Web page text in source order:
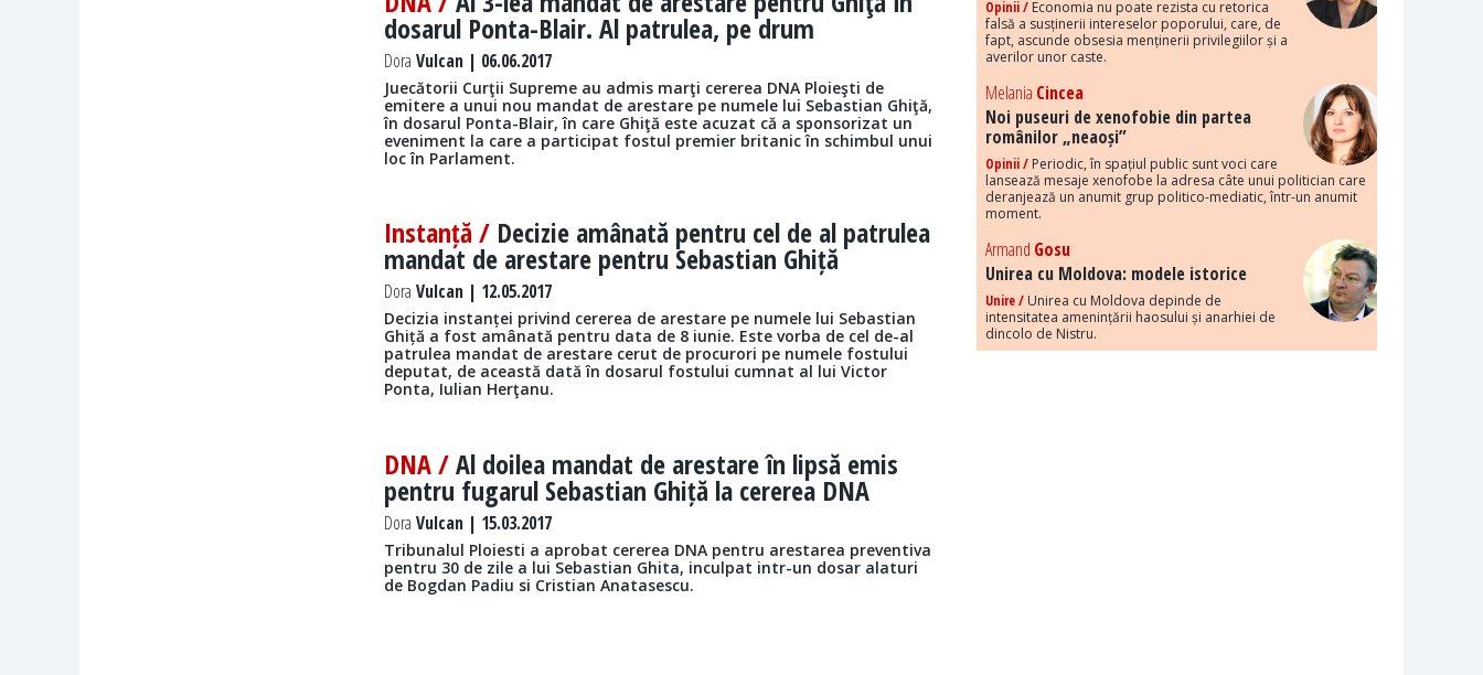
dosarul Ponta-Blair. Al patrulea, pe drum
Dora Vulcan | 06.06.2017
Juecătorii Curţii Supreme au admis marţi cererea DNA Ploieşti de
emitere a unui nou mandat de arestare pe numele lui Sebastian Ghiţă,
în dosarul Ponta-Blair, în care Ghiţă este acuzat că a sponsorizat un
eveniment la care a participat fostul premier britanic în schimbul unui
loc în Parlament.
Instanță / Decizie amânată pentru cel de al patrulea
mandat de arestare pentru Sebastian Ghiță
Dora Vulcan | 12.05.2017
Decizia instanței privind cererea de arestare pe numele lui Sebastian
Ghiță a fost amânată pentru data de 8 iunie. Este vorba de cel de-al
patrulea mandat de arestare cerut de procurori pe numele fostului
deputat, de această dată în dosarul fostului cumnat al lui Victor
Ponta, Iulian Herţanu.
DNA /Al doilea mandat de arestare în lipsă emis
pentru fugarul Sebastian Ghiță la cererea DNA
Dora Vulcan | 15.03.2017
Tribunalul Ploiesti a aprobat cererea DNA pentru arestarea preventiva
pentru 30 de zile a lui Sebastian Ghita, inculpat intr-un dosar alaturi
de Bogdan Padiu si Cristian Anatasescu.
Opinii / Economia nu poate rezista cu retorica
falsă a susținerii intereselor poporului, care, de
fapt, ascunde obsesia menținerii privilegiilor și a
averilor unor caste.
Melania Cincea
Noi puseuri de xenofobie din partea
românilor „neaoși”
Opinii / Periodic, în spațiul public sunt voci care
lansează mesaje xenofobe la adresa câte unui politician care
deranjează un anumit grup politico-mediatic, într-un anumit
moment.
Armand Gosu
Unirea cu Moldova: modele istorice
Unire / Unirea cu Moldova depinde de
intensitatea amenințării haosului și anarhiei de
dincolo de Nistru.